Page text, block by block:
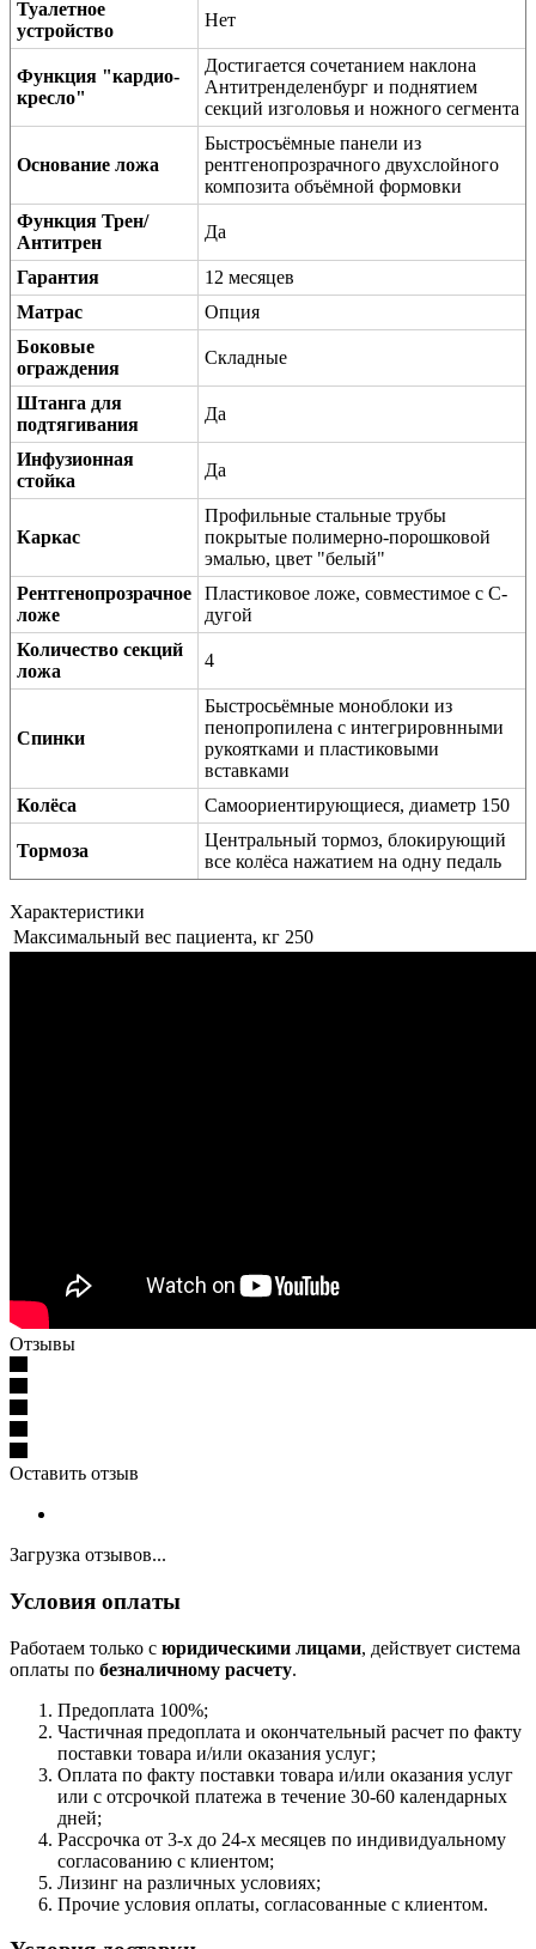
Туалетное
устройство
Нет
Функция "кардио-
кресло"
Достигается сочетанием наклона
Антитренделенбург и поднятием
секций изголовья и ножного сегмента
Основание ложа
Быстросъёмные панели из
рентгенопрозрачного двухслойного
композита объёмной формовки
Функция Трен/
Антитрен
Да
Гарантия
12 месяцев
Матрас
Опция
Боковые
ограждения
Складные
Штанга для
подтягивания
Да
Инфузионная
стойка
Да
Каркас
Профильные стальные трубы
покрытые полимерно-порошковой
эмалью, цвет "белый"
Рентгенопрозрачное
ложе
Пластиковое ложе, совместимое с C-
дугой
Количество секций
ложа
4
Спинки
Быстросьёмные моноблоки из
пенопропилена с интегрировнными
рукоятками и пластиковыми
вставками
Колёса
Самоориентирующиеся, диаметр 150
Тормоза
Центральный тормоз, блокирующий
все колёса нажатием на одну педаль
Характеристики
Максимальный вес пациента, кг 250
Отзывы
Оставить отзыв
Загрузка отзывов...
Условия оплаты
Работаем только с юридическими лицами, действует система
оплаты по безналичному расчету.
Предоплата 100%;
Частичная предоплата и окончательный расчет по факту
поставки товара и/или оказания услуг;
Оплата по факту поставки товара и/или оказания услуг
или с отсрочкой платежа в течение 30-60 календарных
дней;
Рассрочка от 3-х до 24-х месяцев по индивидуальному
согласованию с клиентом;
Лизинг на различных условиях;
Прочие условия оплаты, согласованные с клиентом.